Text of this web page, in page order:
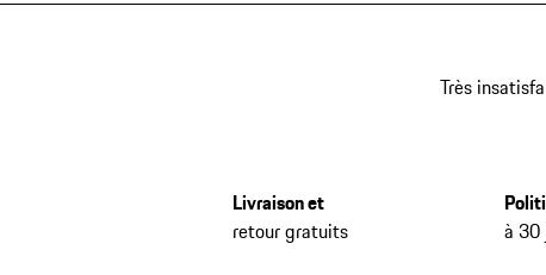
Très
Livraison et
retour gratuits
à 30